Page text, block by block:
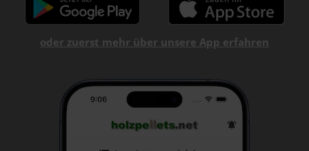
oder zuerst mehr über unsere App erfahren